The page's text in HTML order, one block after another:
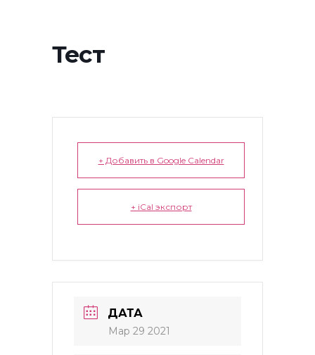
Тест
+ Добавить в Google Calendar
+ iCal экспорт
ДАТА
Мар 29 2021